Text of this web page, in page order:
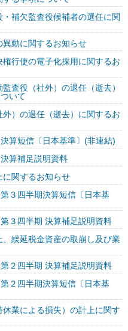
・補欠監査役候補者の選任に関
異動に関するお知らせ
権行使の電子化採用に関するお
監査役（社外）の退任（逝去）
いて
外）の退任（逝去）に関するお
算短信〔日本基準〕(非連結)
算補足説明資料
に関するお知らせ
３四半期決算短信〔日本基
３四半期 決算補足説明資料
、繰延税金資産の取崩し及び業
２四半期 決算補足説明資料
２四半期決算短信〔日本基
休業による損失）の計上に関す